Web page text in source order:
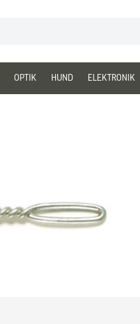
OPTIK HUND ELEKTRONIK